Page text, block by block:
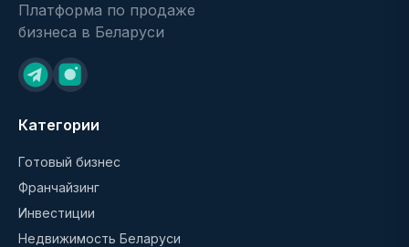
Платформа по продаже
бизнеса в Беларуси
Категории
Готовый бизнес
Франчайзинг
Инвестиции
Недвижимость Беларуси